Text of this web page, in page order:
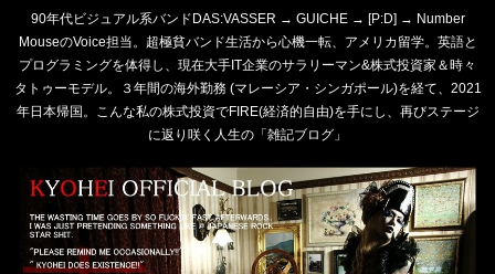
90年代ビジュアル系バンドDAS:VASSER → GUICHE → [P:D] → Number
MouseのVoice担当。超極貧バンド生活から心機一転、アメリカ留学。英語と
プログラミングを体得し、現在大手IT企業のサラリーマン&株式投資家＆時々
タトゥーモデル。３年間の海外勤務 (マレーシア・シンガポール)を経て、2021
年日本帰国。こんな私の株式投資でFIRE(経済的自由)を手にし、再びステージ
に返り咲く人生の「雑記ブログ」